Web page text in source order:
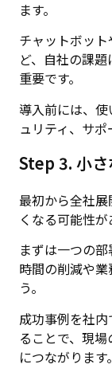
ます。
チャットボッ
ど、自社の課
重要です。
導入前には、
ュリティ、サポ
Step 3. 小さ
最初から全社
くなる可能性が
まずは一つの
時間の削減や
う。
成功事例を社
ることで、現
につながります。